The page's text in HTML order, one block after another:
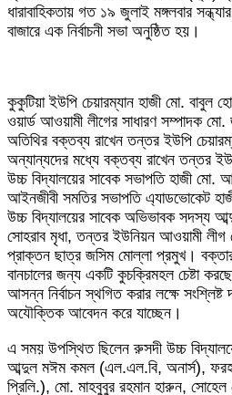
ধারাবাহিকতায় গত ১৯ জুলাই মঙ্গলবার
বাজারে এক নির্বাচনী সভা অনুষ্ঠিত হয়।
কুকুটিয়া ইউপি চেয়ারম্যান হাজী মো. বাবুল
ওয়ার্ড আওয়ামী লীগের সাধারণ সম্পাদক মো.
অতিথির বক্তব্য রাখেন তন্তর ইউপি
অন্যান্যদের মধ্যে বক্তব্য রাখেন তন্তর
উচ্চ বিদ্যালয়ের সাবেক সভাপতি হাজী মো.
আইনজীবী সমতির সভাপতি এ্যাডভোকেট
উচ্চ বিদ্যালয়ের সাবেক অভিভাবক সদস্য
সোহরাব মৃধা, তন্তর ইউনিয়ন আওয়ামী লীগ
প্রাক্তন ছাত্র জসিম মোল্লা প্রমুখ। বক্তারা
বানচালের জন্য একটি কুচক্রিমহল চেষ্টা
আসন্ন নির্বাচন স্থগিত করার লক্ষে
অযৌক্তিক আবেদন করে যাচ্ছেন।
এ সময় উপস্থিত ছিলেন রুসদী উচ্চ
আব্দুল মঈম কমল (এল.এল.বি, অনার্স),
প্রিলি.), মো. মাহবুবুর রহমান হারুন, সোহেল